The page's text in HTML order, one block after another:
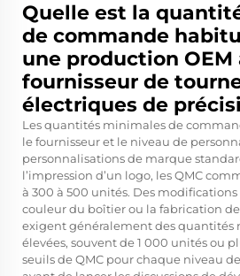
Quelle est la
de commande
une production OEM
fournisseur de
électriques de
Les quantités minimales de
le fournisseur et le niveau de
personnalisations de marque
l’impression d’un logo, les QMC
à 300 à 500 unités. Des
couleur du boîtier ou la fabrication
exigent généralement des quantités
élevées, souvent de 1 000 unités ou
seuils de QMC pour chaque niveau